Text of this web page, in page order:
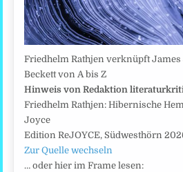
Friedhelm Rathjen verknüpft
Beckett von A bis Z
Hinweis von Redaktion
Friedhelm Rathjen: Hibernische
Joyce
Edition ReJOYCE, Südwesthörn
Zur Quelle wechseln
… oder hier im Frame lesen: